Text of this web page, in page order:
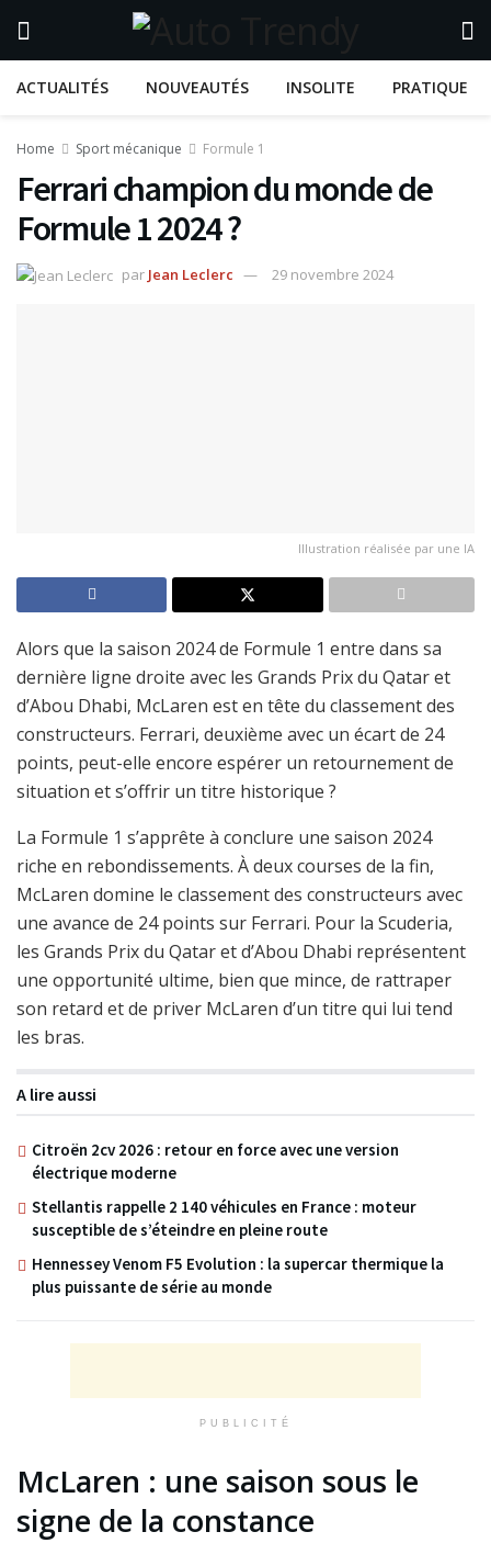
ACTUALITÉS NOUVEAUTÉS INSOLITE PRATIQUE
Home Sport mécanique Formule 1
Ferrari champion du monde de
Formule 1 2024 ?
par Jean Leclerc 29 novembre 2024
Illustration réalisée par une IA
Alors que la saison 2024 de Formule 1 entre dans sa
dernière ligne droite avec les Grands Prix du Qatar et
d’Abou Dhabi, McLaren est en tête du classement des
constructeurs. Ferrari, deuxième avec un écart de 24
points, peut-elle encore espérer un retournement de
situation et s’offrir un titre historique ?
La Formule 1 s’apprête à conclure une saison 2024
riche en rebondissements. À deux courses de la fin,
McLaren domine le classement des constructeurs avec
une avance de 24 points sur Ferrari. Pour la Scuderia,
les Grands Prix du Qatar et d’Abou Dhabi représentent
une opportunité ultime, bien que mince, de rattraper
son retard et de priver McLaren d’un titre qui lui tend
les bras.
A lire aussi
Citroën 2cv 2026 : retour en force avec une version
électrique moderne
Stellantis rappelle 2 140 véhicules en France : moteur
susceptible de s’éteindre en pleine route
Hennessey Venom F5 Evolution : la supercar thermique la
plus puissante de série au monde
PUBLICITÉ
McLaren : une saison sous le
signe de la constance